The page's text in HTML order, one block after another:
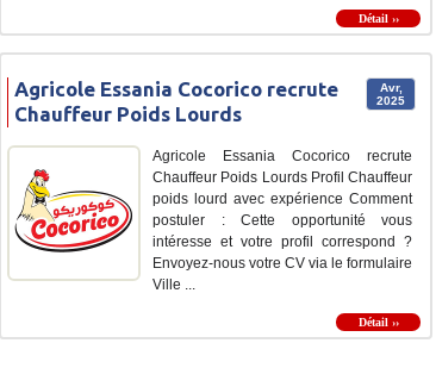
Détail ››
Avr,
2025
Agricole Essania Cocorico recrute
Chauffeur Poids Lourds
Agricole Essania Cocorico recrute
Chauffeur Poids Lourds Profil Chauffeur
poids lourd avec expérience Comment
postuler : Cette opportunité vous
intéresse et votre profil correspond ?
Envoyez-nous votre CV via le formulaire
Ville ...
Détail ››